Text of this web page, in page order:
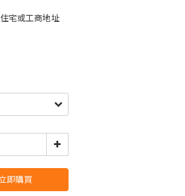
宅或工商地址
即購買